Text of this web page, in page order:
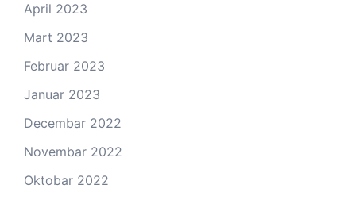
April 2023
Mart 2023
Februar 2023
Januar 2023
Decembar 2022
Novembar 2022
Oktobar 2022